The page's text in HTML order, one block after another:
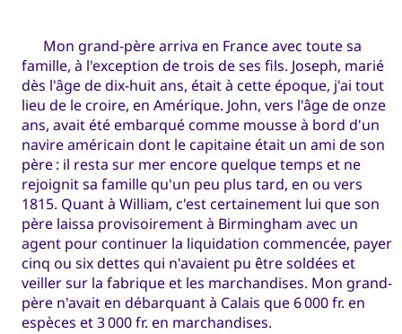
Mon grand-père arriva en France avec toute sa
famille, à l'exception de trois de ses fils. Joseph, marié
dès l'âge de dix-huit ans, était à cette époque, j'ai tout
lieu de le croire, en Amérique. John, vers l'âge de onze
ans, avait été embarqué comme mousse à bord d'un
navire américain dont le capitaine était un ami de son
père : il resta sur mer encore quelque temps et ne
rejoignit sa famille qu'un peu plus tard, en ou vers
1815. Quant à William, c'est certainement lui que son
père laissa provisoirement à Birmingham avec un
agent pour continuer la liquidation commencée, payer
cinq ou six dettes qui n'avaient pu être soldées et
veiller sur la fabrique et les marchandises. Mon grand-
père n'avait en débarquant à Calais que 6 000 fr. en
espèces et 3 000 fr. en marchandises.